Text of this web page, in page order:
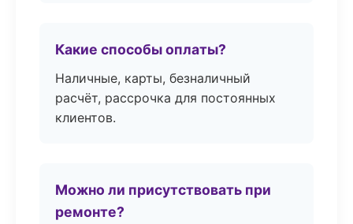
Какие способы оплаты?
Наличные, карты, безналичный
расчёт, рассрочка для постоянных
клиентов.
Можно ли присутствовать при
ремонте?